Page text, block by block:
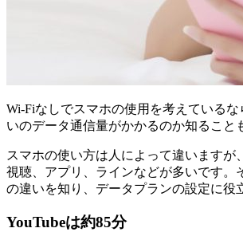
Wi-Fiなしでスマホの使用を考えているな
いのデータ通信量がかかるのか知ること
スマホの使い方は人によって違いますが
視聴、アプリ、ラインなどが多いです。
の違いを知り、データプランの設定に役
YouTubeは約85分